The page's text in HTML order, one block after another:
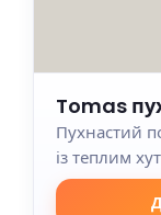
Tomas
Пухнастий
із теплим